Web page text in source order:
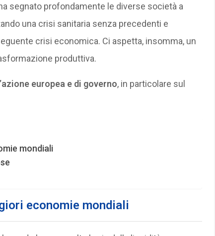
segnato profondamente le diverse società a
una crisi sanitaria senza precedenti e
crisi economica. Ci aspetta, insomma, un
produttiva.
europea e di governo, in particolare sul
mondiali
economie mondiali